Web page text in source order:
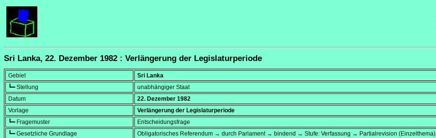
Sri Lanka, 22. Dezember 1982 : Verlängerung der Legislaturperiode
Gebiet
Sri Lanka
┗━ Stellung
unabhängiger Staat
Datum
22. Dezember 1982
Vorlage
Verlängerung der Legislaturperiode
┗━ Fragemuster
Entscheidungsfrage
┗━ Gesetzliche Grundlage
Obligatorisches Referendum → durch Parlament → bindend → Stufe: Verfassung → Partialrevision (Einzelthema)